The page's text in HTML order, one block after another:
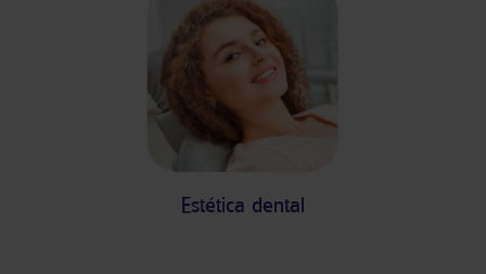
Estética dental